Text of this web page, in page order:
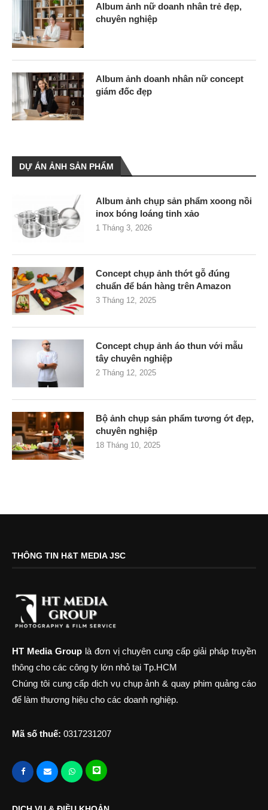
Album ảnh nữ doanh nhân trẻ đẹp,
chuyên nghiệp
Album ảnh doanh nhân nữ concept
giám đốc đẹp
DỰ ÁN ẢNH SẢN PHẨM
Album ảnh chụp sản phẩm xoong nồi
inox bóng loáng tinh xảo
1 Tháng 3, 2026
Concept chụp ảnh thớt gỗ đúng
chuẩn để bán hàng trên Amazon
3 Tháng 12, 2025
Concept chụp ảnh áo thun với mẫu
tây chuyên nghiệp
2 Tháng 12, 2025
Bộ ảnh chụp sản phẩm tương ớt đẹp,
chuyên nghiệp
18 Tháng 10, 2025
THÔNG TIN H&T MEDIA JSC
HT Media Grouplà đơn vị chuyên cung cấp giải pháp truyền
thông cho các công ty lớn nhỏ tại Tp.HCM
Chúng tôi cung cấp dịch vụ chụp ảnh & quay phim quảng cáo
để làm thương hiệu cho các doanh nghiệp.
Mã số thuế: 0317231207